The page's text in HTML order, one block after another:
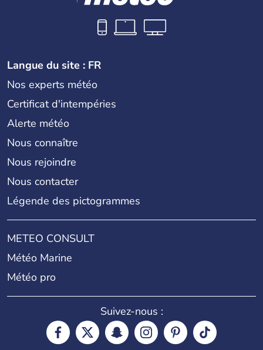
Langue du site : FR
Nos experts météo
Certificat d'intempéries
Alerte météo
Nous connaître
Nous rejoindre
Nous contacter
Légende des pictogrammes
METEO CONSULT
Météo Marine
Météo pro
Suivez-nous :